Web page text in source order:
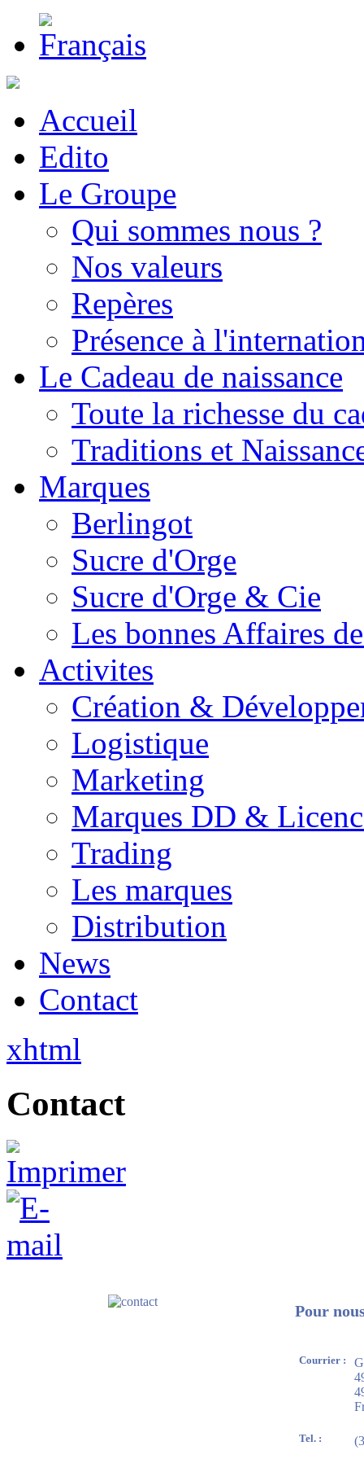
Accueil
Edito
Le Groupe
Qui sommes nous ?
Nos valeurs
Repères
Présence à
Le Cadeau de naissance
Toute la richesse du
Traditions et
Marques
Berlingot
Sucre d'Orge
Sucre d'Orge & Cie
Les bonnes Affaires
Activites
Création &
Logistique
Marketing
Marques DD &
Trading
Les marques
Distribution
News
Contact
xhtml
Contact
Pour
Courrier :
Tel. :